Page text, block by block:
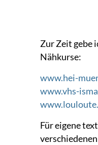
Zur Zeit gebe
Nähkurse:
www.hei-
www.vhs-
Für eigene